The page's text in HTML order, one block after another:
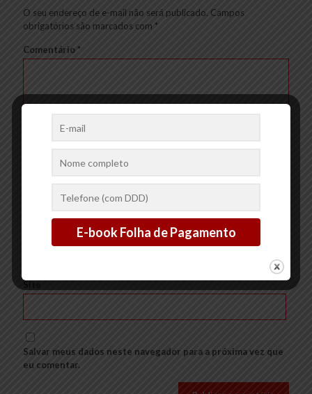
O seu endereço de e-mail não será publicado. Campos
obrigatórios são marcados com *
Comentário*
Site
Salvar meus dados neste navegador para a próxima vez que
eu comentar.